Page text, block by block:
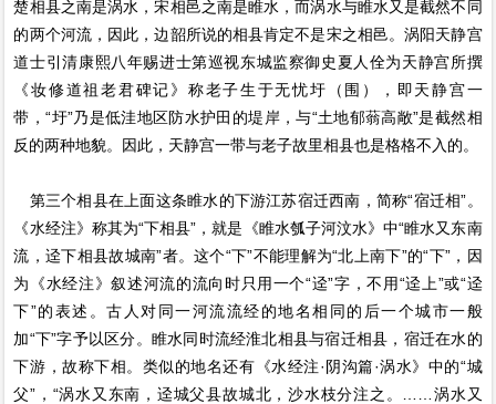
楚相县之南是涡水，宋相邑之南是睢水，而涡水与睢水又是截然不同
的两个河流，因此，边韶所说的相县肯定不是宋之相邑。涡阳天静宫
道士引清康熙八年赐进士第巡视东城监察御史夏人佺为天静宫所撰
《妆修道祖老君碑记》称老子生于无忧圩（围），即天静宫一
带，“圩”乃是低洼地区防水护田的堤岸，与“土地郁蓊高敞”是截然相
反的两种地貌。因此，天静宫一带与老子故里相县也是格格不入的。
第三个相县在上面这条睢水的下游江苏宿迁西南，简称“宿迁相”。
《水经注》称其为“下相县”，就是《睢水瓠子河汶水》中“睢水又东南
流，迳下相县故城南”者。这个“下”不能理解为“北上南下”的“下”，因
为《水经注》叙述河流的流向时只用一个“迳”字，不用“迳上”或“迳
下”的表述。古人对同一河流流经的地名相同的后一个城市一般
加“下”字予以区分。睢水同时流经淮北相县与宿迁相县，宿迁在水的
下游，故称下相。类似的地名还有《水经注·阴沟篇·涡水》中的“城
父”，“涡水又东南，迳城父县故城北，沙水枝分注之。……涡水又